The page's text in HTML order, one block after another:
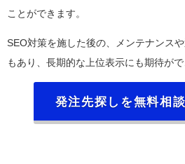
ことができます。
SEO対策を施した後の、メンテナンス
もあり、長期的な上位表示にも期待がで
発注先探しを無料相